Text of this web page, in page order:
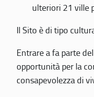
ulteriori 21 ville
Il Sito è di tipo
Entrare a fa parte
opportunità per la
consapevolezza di